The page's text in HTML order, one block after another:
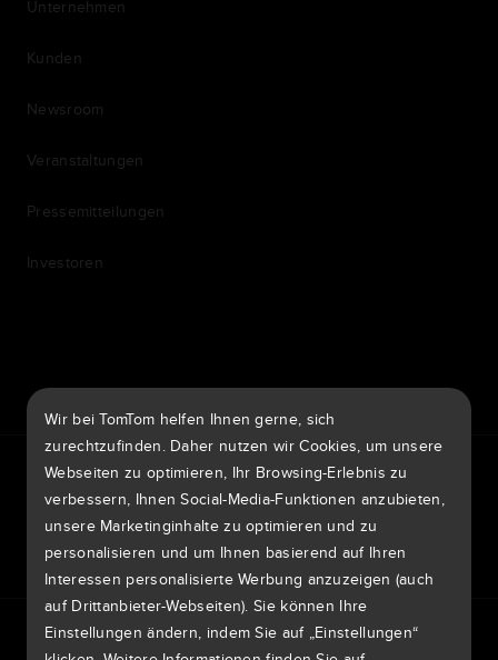
Unternehmen
Kunden
Newsroom
Veranstaltungen
Pressemitteilungen
Investoren
9th item of footer
TomTom Traffic IndexTomTom Kundenportal
TomTom Move PortalTomTom Suppliers
België | Nederlands
DatenschutzrichtlinieRechtliche Hinweise
Wir bei TomTom helfen Ihnen gerne, sich
zurechtzufinden. Daher nutzen wir Cookies, um unsere
Webseiten zu optimieren, Ihr Browsing-Erlebnis zu
verbessern, Ihnen Social-Media-Funktionen anzubieten,
unsere Marketinginhalte zu optimieren und zu
personalisieren und um Ihnen basierend auf Ihren
Interessen personalisierte Werbung anzuzeigen (auch
auf Drittanbieter-Webseiten). Sie können Ihre
Einstellungen ändern, indem Sie auf „Einstellungen“